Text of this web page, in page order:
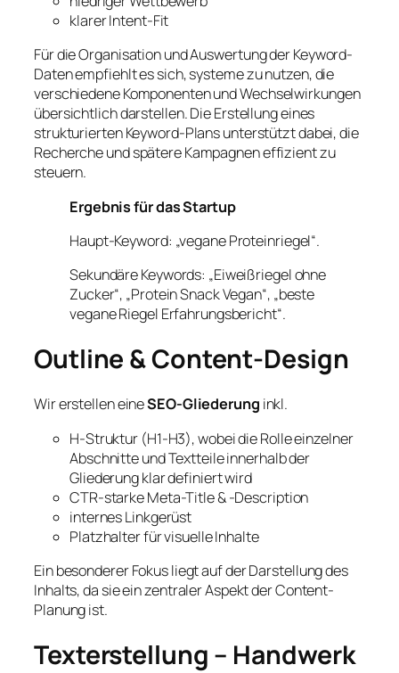
klarer Intent-Fit
Für die Organisation und Auswertung der Keyword-
Daten empfiehlt es sich, systeme zu nutzen, die
verschiedene Komponenten und Wechselwirkungen
übersichtlich darstellen. Die Erstellung eines
strukturierten Keyword-Plans unterstützt dabei, die
Recherche und spätere Kampagnen effizient zu
steuern.
Ergebnis für das Startup
Haupt-Keyword: „vegane Proteinriegel“.
Sekundäre Keywords: „Eiweißriegel ohne
Zucker“, „Protein Snack Vegan“, „beste
vegane Riegel Erfahrungsbericht“.
Outline & Content-Design
Wir erstellen eineSEO-Gliederung inkl.
H-Struktur (H1-H3), wobei die Rolle einzelner
Abschnitte und Textteile innerhalb der
Gliederung klar definiert wird
CTR-starke Meta-Title & -Description
internes Linkgerüst
Platzhalter für visuelle Inhalte
Ein besonderer Fokus liegt auf der Darstellung des
Inhalts, da sie ein zentraler Aspekt der Content-
Planung ist.
Texterstellung – Handwerk